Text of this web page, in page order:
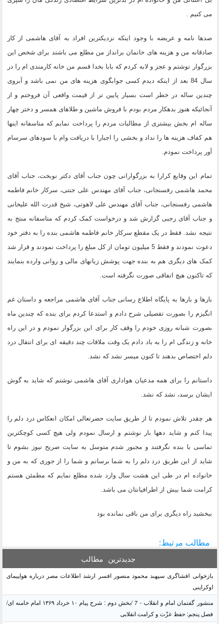
می کنیم .
صدها نامه و عریضه با وجود اینکه نزدیکترین افراد به آقای هاشمی از کار
صادقانه من و هزینه های خانمان برانداز من مطلع می باشند برای شخص این
بزرگوار نوشتم و عجز و لابه کردم که بابا بخدا قسم من خانه کارمندی ام را در
سال 84 بعد از اینکه دیدم کسی جوابگوی هزینه های من نمی باشد و آبروی
چندین ساله در خطر است بسیار پایین تر از قیمت واقعی آن فروختم و از
آنجائیکه هنوز بدهکار مردم بودم با فروش ماشین و طلاهای همسر و دختر چهار
ساله ام بخش بیشتری از مطالبات مردم را پرداخت نمایم که متاسفانه اینها
هم کفاف هزینه ها را نداد و بخشی را اجبارا با دریافت وام با سودهای سرسام
آور پرداخت نمودم.
تمام این وقایع کرارا به بزرگوارانی چون جناب آقای دکتر نوبخت، جناب آقای
محمد هاشمی رفسنجانی، جناب آقای مهندس علی جنتی، سرکار خانم فاطمه
هاشمی رفسنجانی، جناب آقای مهندس علی لاهوتی، شیخ قدرت الله علیخانی
و جناب آقای رجبی گزارش شد و درخواست کمک کردم که متاسفانه منتج به
نتیجه نشد. فقط در یک مقطع سرکار خانم فاطمه هاشمی بنده را به دفتر خود
دعوت نمودند و فقط 5 میلیون تومان از کل مبلغ را پرداخت نمودند و قرار شد
کمک های دیگری هم به بنده جهت پوشش زیانهای مالی و روانی وارده بنمایند
که تاکنون هیچ اتفاقی صورت نگرفته است.
بارها و بارها به پایگاه اطلاع رسانی جناب آقای هاشمی مراجعه و داستان غم
انگیزم را بصورت تفصیلی شرح دادم و استدعا کردم برای بنده که چندین ماه
بصورت شبانه روزی خودم را وقف کار برای این بزرگوار نمودم و در این راه
خانه و زندگی ام را به باد دادم یک وقت ملاقات چند دقیقه ای برای انتقال درد
دلم اختصاص بدهند تا کنون میسر نشد که نشد.
داستانم را برای همه مدعیان هواداری آقای هاشمی نوشتم که شاید به گوش
ایشان برسد، نشد که نشد.
هر چقدر تلاش نمودم تا از طریق سایت حضرتعالی امکان انعکاس درد دلم را
پیدا کنم و شاید دهها بار نوشتم و ارسال نمودم ولی هیچ کسی کوچکترین
تماسی با بنده نگرفتند و مجبور شدم متوسل به سایت صریح نیوز بشوم تا
شاید از این طریق درد دلم را به شما برسانم و شما را از جوری که به من و
خانواده ام در طی این هشت سال وارد شده مطلع نمایم که مطمئن هستم
کرامت شما بیش از اطرافیانتان می باشد.
ببخشید راه دیگری برای من باقی نمانده بود
مطالب مرتبط:
جدیدترین مطالب
بازخوانی افشاگری سپهبد محمود منصور افسر ارشد اطلاعات مصر درباره هواپیمای
اوکراینی
منشور گفتمان امام و انقلاب - 7 /بخش دوم : شرح پیام ۱۰ خرداد ۱۳۶۹ امام خامنه ای/
فصل پنجم: حفظ عزّت و کرامت انقلابی